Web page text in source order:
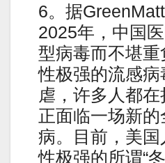
6。据
2025年，中国
型病毒而不堪
性极强的流感
虐，许多人都
正面临一场新
病。目前，美
性极强的所谓“